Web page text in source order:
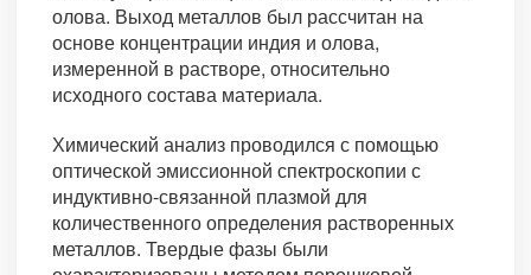
олова. Выход металлов был рассчитан на
основе концентрации индия и олова,
измеренной в растворе, относительно
исходного состава материала.
Химический анализ проводился с помощью
оптической эмиссионной спектроскопии с
индуктивно-связанной плазмой для
количественного определения растворенных
металлов. Твердые фазы были